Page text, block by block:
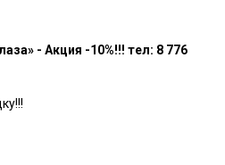
- Акция -10%!!! тел: 8 776